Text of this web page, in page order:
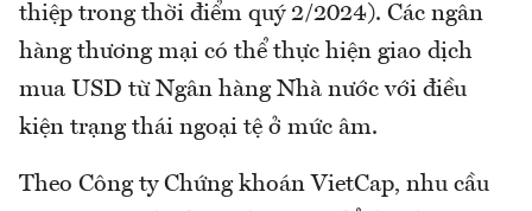
thiệp trong thời điểm quý 2/2024). Các ngân
hàng thương mại có thể thực hiện giao dịch
mua USD từ Ngân hàng Nhà nước với điều
kiện trạng thái ngoại tệ ở mức âm.
Theo Công ty Chứng khoán VietCap, nhu cầu